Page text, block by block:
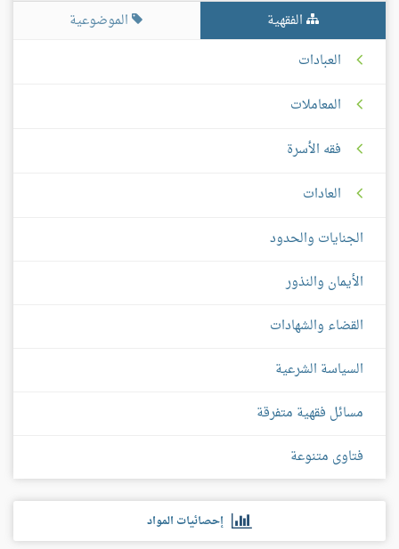
الفقهية
الموضوعية
العبادات
المعاملات
فقه الأسرة
العادات
الجنايات والحدود
الأيمان والنذور
القضاء والشهادات
السياسة الشرعية
مسائل فقهية متفرقة
فتاوى متنوعة
إحصائيات المواد